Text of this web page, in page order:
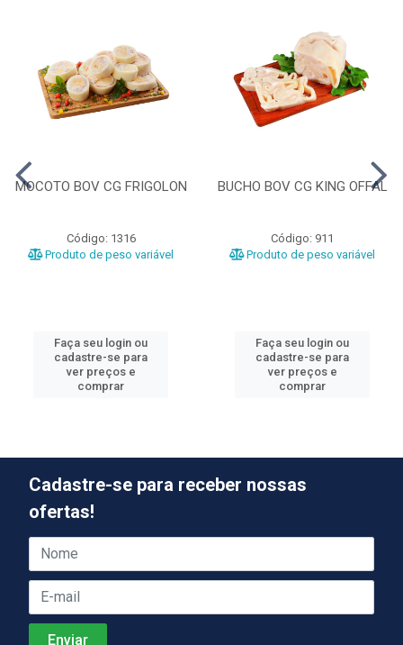
MOCOTO BOV CG FRIGOLON
Código: 1316
Produto de peso variável
Faça seu login ou
cadastre-se para
ver preços e
comprar
BUCHO BOV CG KING OFFAL
Código: 911
Produto de peso variável
Faça seu login ou
cadastre-se para
ver preços e
comprar
Cadastre-se para receber nossas
ofertas!